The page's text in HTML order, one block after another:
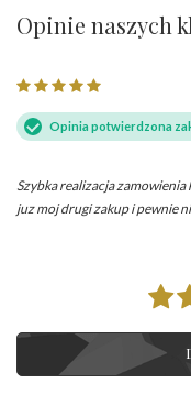
Opinie naszych
Opinia potwierdzona
Szybka realizacja
juz moj drugi zakup i pewnie